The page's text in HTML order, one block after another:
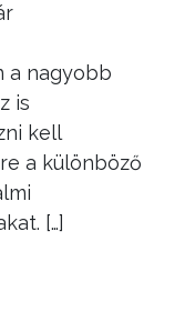
a nagyobb
is
kell
a különböző
[…]